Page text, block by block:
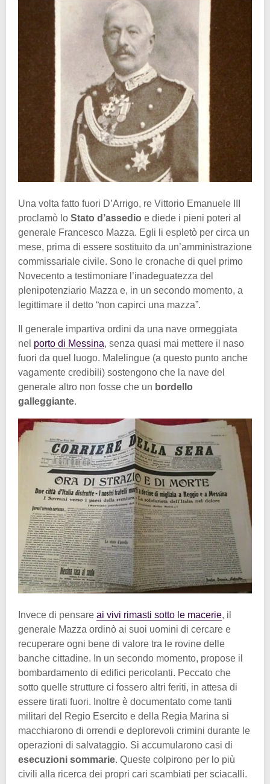
Una volta fatto fuori D’Arrigo, re Vittorio Emanuele III
proclamò lo Stato d’assedio e diede i pieni poteri al
generale Francesco Mazza. Egli li espletò per circa un
mese, prima di essere sostituito da un’amministrazione
commissariale civile. Sono le cronache di quel primo
Novecento a testimoniare l’inadeguatezza del
plenipotenziario Mazza e, in un secondo momento, a
legittimare il detto “non capirci una mazza”.
Il generale impartiva ordini da una nave ormeggiata
nel porto di Messina, senza quasi mai mettere il naso
fuori da quel luogo. Malelingue (a questo punto anche
vagamente credibili) sostengono che la nave del
generale altro non fosse che un bordello
galleggiante.
Invece di pensare ai vivi rimasti sotto le macerie, il
generale Mazza ordinò ai suoi uomini di cercare e
recuperare ogni bene di valore tra le rovine delle
banche cittadine. In un secondo momento, propose il
bombardamento di edifici pericolanti. Peccato che
sotto quelle strutture ci fossero altri feriti, in attesa di
essere tirati fuori. Inoltre è documentato come tanti
militari del Regio Esercito e della Regia Marina si
macchiarono di orrendi e deplorevoli crimini durante le
operazioni di salvataggio. Si accumularono casi di
esecuzioni sommarie. Queste colpirono per lo più
civili alla ricerca dei propri cari scambiati per sciacalli.